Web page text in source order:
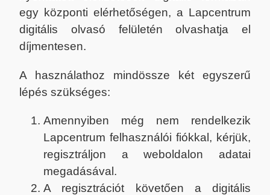
egy központi elérhetőségen, a Lapcentrum
digitális olvasó felületén olvashatja el
díjmentesen.
A használathoz mindössze két egyszerű
lépés szükséges:
Amennyiben még nem rendelkezik
Lapcentrum felhasználói fiókkal, kérjük,
regisztráljon a weboldalon adatai
megadásával.
A regisztrációt követően a digitális